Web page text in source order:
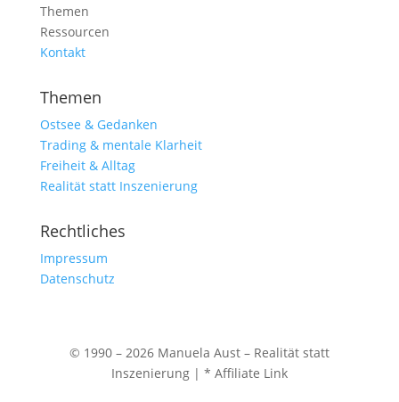
Themen
Ressourcen
Kontakt
Themen
Ostsee & Gedanken
Trading & mentale Klarheit
Freiheit & Alltag
Realität statt Inszenierung
Rechtliches
Impressum
Datenschutz
© 1990 – 2026 Manuela Aust – Realität statt
Inszenierung | * Affiliate Link